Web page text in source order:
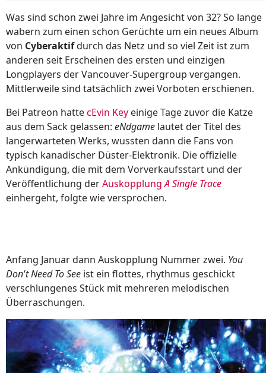
Was sind schon zwei Jahre im Angesicht von 32? So lange
wabern zum einen schon Gerüchte um ein neues Album
von Cyberaktifdurch das Netz und so viel Zeit ist zum
anderen seit Erscheinen des ersten und einzigen
Longplayers der Vancouver-Supergroup vergangen.
Mittlerweile sind tatsächlich zwei Vorboten erschienen.
Bei Patreon hattecEvin Key einige Tage zuvor die Katze
aus dem Sack gelassen: eNdgame lautet der Titel des
langerwarteten Werks, wussten dann die Fans von
typisch kanadischer Düster-Elektronik. Die offizielle
Ankündigung, die mit dem Vorverkaufsstart und der
Veröffentlichung derAuskopplungA Single Trace
einhergeht, folgte wie versprochen.
Anfang Januar dann Auskopplung Nummer zwei. You
Don't Need To See ist ein flottes, rhythmus geschickt
verschlungenes Stück mit mehreren melodischen
Überraschungen.